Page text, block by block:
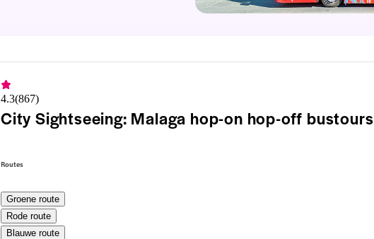
4.3(867)
City Sightseeing: Malaga hop-on hop-off bustours
Routes
Groene route
Rode route
Blauwe route